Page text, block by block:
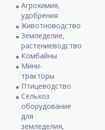
Агрохимия,
удобрения
Животноводство
Земледелие,
растениеводство
Комбайны
Мини-
тракторы
Птицеводство
Сельхоз
оборудование
для
земледелия,